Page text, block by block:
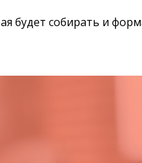
будет собирать и